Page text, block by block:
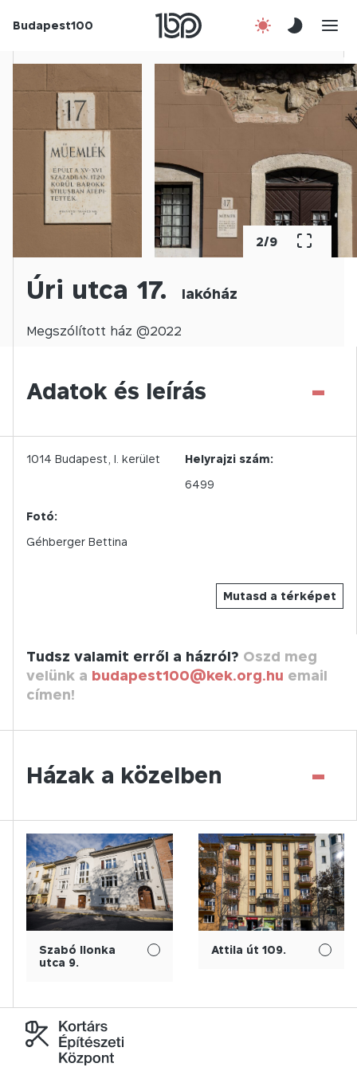
Budapest100
Csatlakozz!
Kapcsolat
En
2/9
Úri utca 17. lakóház
Megszólított ház @2022
Adatok és leírás -
Mutasd a térképet
1014 Budapest, I. kerület
Helyrajzi szám:
6499
Fotó:
Géhberger Bettina
Tudsz valamit erről a házról? Oszd meg
velünk a budapest100@kek.org.hu email
címen!
Házak a közelben -
Szabó Ilonka
utca 9.
Attila út 109.